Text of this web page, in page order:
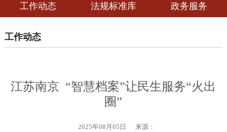
工作动态 法规标准库 政务服务
工作动态
江苏南京 “智慧档案”让民生服务“火出
圈”
2025年08月05日 来源：